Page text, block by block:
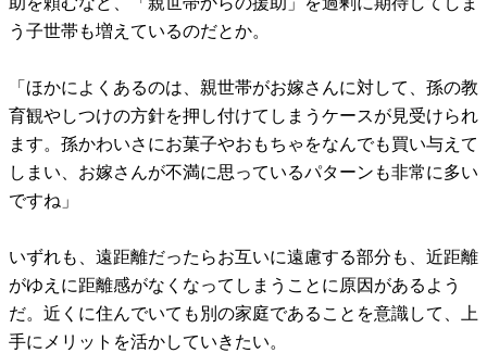
う子世帯も増えているのだとか。
「ほかによくあるのは、親世帯がお嫁さんに対して、孫の教
育観やしつけの方針を押し付けてしまうケースが見受けられ
ます。孫かわいさにお菓子やおもちゃをなんでも買い与えて
しまい、お嫁さんが不満に思っているパターンも非常に多い
ですね」
いずれも、遠距離だったらお互いに遠慮する部分も、近距離
がゆえに距離感がなくなってしまうことに原因があるよう
だ。近くに住んでいても別の家庭であることを意識して、上
手にメリットを活かしていきたい。